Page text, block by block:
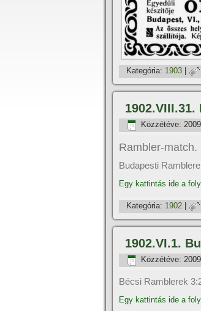
Kategória: 1903
Közzétéve:
Rambler-match.
Budapesti
Egy kattintás ide a
Kategória: 1902
1902.VI.1.
Közzétéve:
Bécsi Ramblerek
Egy kattintás ide a